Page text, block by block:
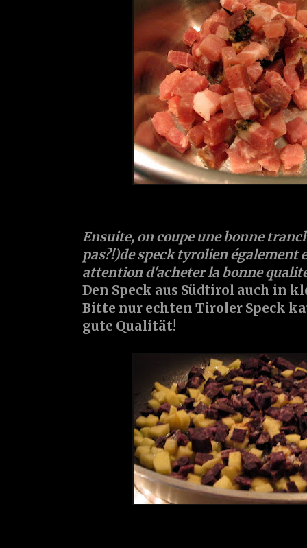
Ensuite, on coupe une bonne
pas?!)despecktyrolien également
attention d'acheter la bonne
Den Speck aus Südtirol auch in
Bitte nur echten Tiroler Speck
gute Qualität!